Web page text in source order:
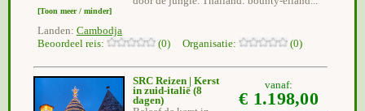
[Toon meer / minder]
Landen: Cambodja
Beoordeel reis:
(0) Organisatie: (0)
vanaf:
€ 1.198,00
SRC Reizen | Kerst
in zuid-italië (8
dagen)